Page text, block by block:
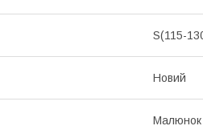
S(115-
Новий
Малюнок